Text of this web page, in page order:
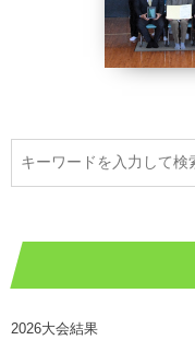
2026大会結果